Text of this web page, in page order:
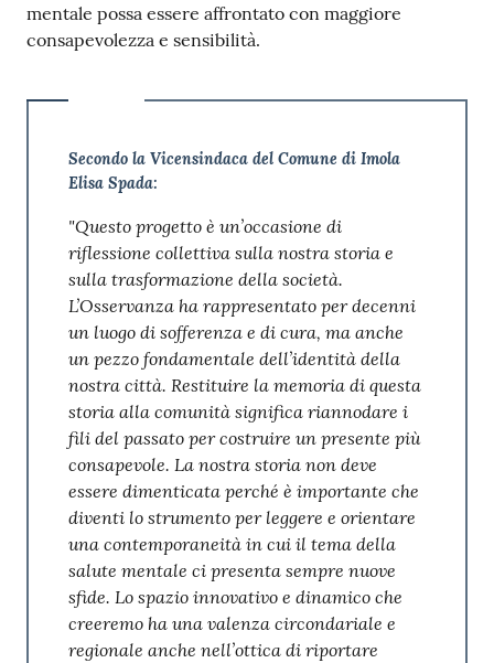
mentale possa essere affrontato con maggiore
consapevolezza e sensibilità.
Secondo la Vicensindaca del Comune di Imola
Elisa Spada:
"Questo progetto è un’occasione di
riflessione collettiva sulla nostra storia e
sulla trasformazione della società.
L’Osservanza ha rappresentato per decenni
un luogo di sofferenza e di cura, ma anche
un pezzo fondamentale dell’identità della
nostra città. Restituire la memoria di questa
storia alla comunità significa riannodare i
fili del passato per costruire un presente più
consapevole. La nostra storia non deve
essere dimenticata perché è importante che
diventi lo strumento per leggere e orientare
una contemporaneità in cui il tema della
salute mentale ci presenta sempre nuove
sfide. Lo spazio innovativo e dinamico che
creeremo ha una valenza circondariale e
regionale anche nell’ottica di riportare